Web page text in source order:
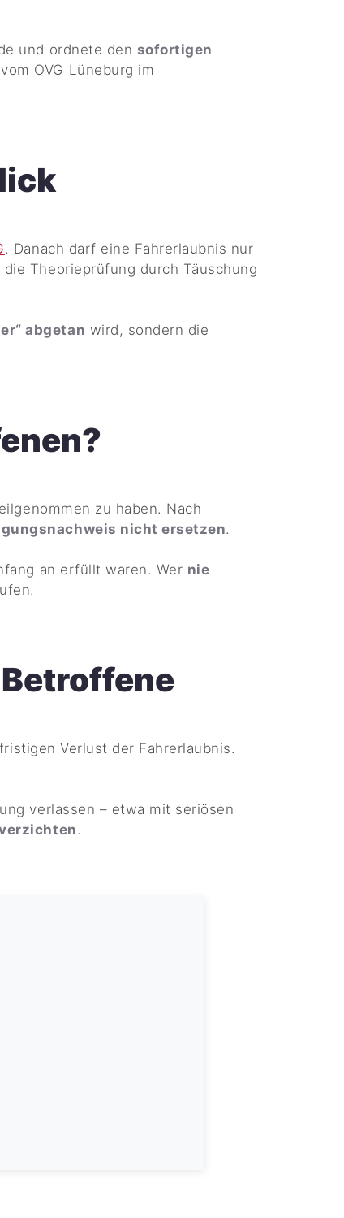
und ordnete den sofortigen
OVG Lüneburg im
. Danach darf eine Fahrerlaubnis nur
Theorieprüfung durch Täuschung
abgetan wird, sondern die
zu haben. Nach
nicht ersetzen.
an erfüllt waren. Wer nie
Verlust der Fahrerlaubnis.
verlassen – etwa mit seriösen
.